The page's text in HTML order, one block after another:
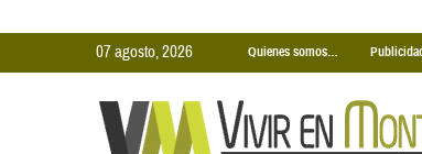
07 agosto, 2026 Quienes somos… Publicidad